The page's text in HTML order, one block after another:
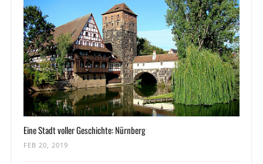
Eine Stadt voller Geschichte: Nürnberg
FEB 20, 2019